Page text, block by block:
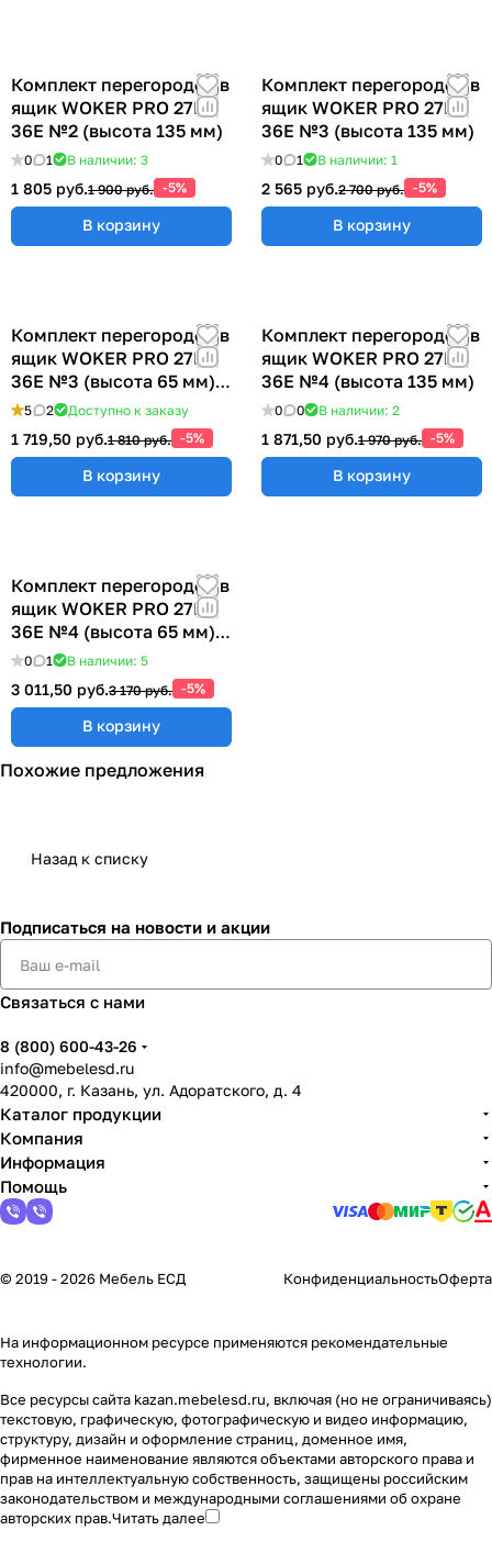
Комплект перегородок в
ящик WOKER PRO 27E х
36E №2 (высота 135 мм)
0 1 В наличии: 3
1 805 руб.1 900 руб. -5%
В корзину
Комплект перегородок в
ящик WOKER PRO 27E х
36E №3 (высота 135 мм)
0 1 В наличии: 1
2 565 руб.2 700 руб. -5%
В корзину
Комплект перегородок в
ящик WOKER PRO 27E х
36E №3 (высота 65 мм)
ER-00040074
5 2 Доступно к заказу
1 719,50 руб.1 810 руб. -5%
В корзину
Комплект перегородок в
ящик WOKER PRO 27E х
36E №4 (высота 135 мм)
0 0 В наличии: 2
1 871,50 руб.1 970 руб. -5%
В корзину
Комплект перегородок в
ящик WOKER PRO 27E х
36E №4 (высота 65 мм)
ER-00040074
0 1 В наличии: 5
3 011,50 руб.3 170 руб. -5%
В корзину
Похожие предложения
Назад к списку
Подписаться на новости и акции
Связаться с нами
8 (800) 600-43-26
info@mebelesd.ru
420000, г. Казань, ул. Адоратского, д. 4
Каталог продукции
Компания
Информация
Помощь
© 2019 - 2026 Мебель ЕСД КонфиденциальностьОферта
На информационном ресурсе применяются рекомендательные
технологии.
Все ресурсы сайта kazan.mebelesd.ru, включая (но не ограничиваясь)
текстовую, графическую, фотографическую и видео информацию,
структуру, дизайн и оформление страниц, доменное имя,
фирменное наименование являются объектами авторского права и
прав на интеллектуальную собственность, защищены российским
законодательством и международными соглашениями об охране
авторских прав.Читать далее